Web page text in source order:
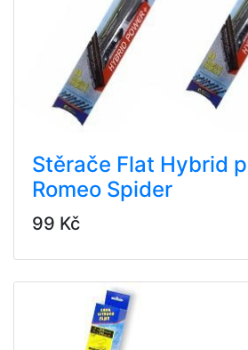
Stěrače Flat Hybrid
Romeo Spider
99 Kč